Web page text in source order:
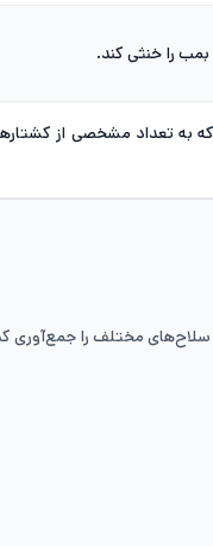
را خنثی کند.
به تعداد مشخصی از
مختلف را جمع‌آوری